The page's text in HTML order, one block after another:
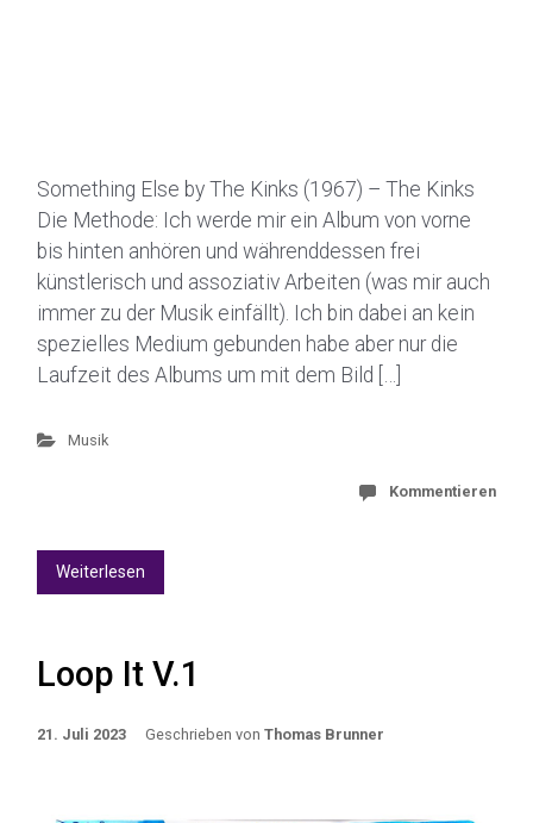
Something Else by The Kinks (1967) – The Kinks
Die Methode: Ich werde mir ein Album von vorne
bis hinten anhören und währenddessen frei
künstlerisch und assoziativ Arbeiten (was mir auch
immer zu der Musik einfällt). Ich bin dabei an kein
spezielles Medium gebunden habe aber nur die
Laufzeit des Albums um mit dem Bild […]
Musik
Kommentieren
Weiterlesen
Loop It V.1
21. Juli 2023 Geschrieben von Thomas Brunner